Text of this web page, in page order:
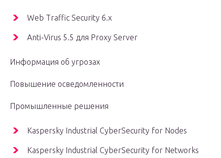
Web Traffic Security 6.x
Anti-Virus 5.5 для Proxy Server
Информация об угрозах
Повышение осведомленности
Промышленные решения
Kaspersky Industrial CyberSecurity for Nodes
Kaspersky Industrial CyberSecurity for Networks